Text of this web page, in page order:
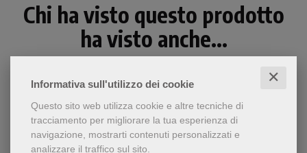
Informativa sull'utilizzo dei cookie ✕
Questo sito web utilizza cookie e altre tecniche di
tracciamento per migliorare la tua esperienza di
navigazione, mostrarti contenuti personalizzati e
analizzare il traffico sul sito.
Chi ha visto questo prodotto
ha visto anche...